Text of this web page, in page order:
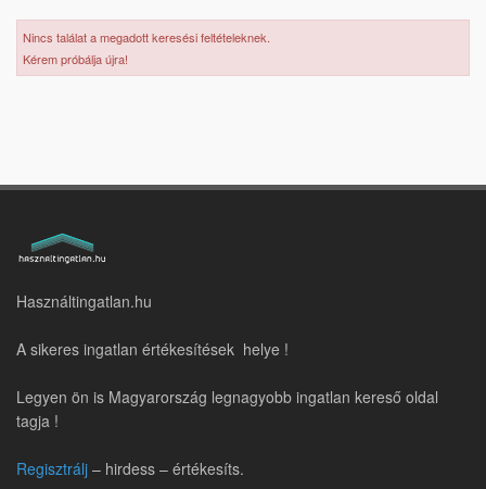
Nincs találat a megadott keresési feltételeknek.
Kérem próbálja újra!
Használtingatlan.hu
A sikeres ingatlan értékesítések helye !
Legyen ön is Magyarország legnagyobb ingatlan kereső oldal
tagja !
Regisztrálj – hirdess – értékesíts.